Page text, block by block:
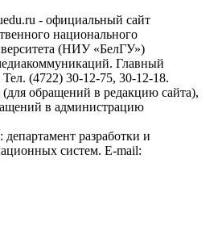
- официальный сайт
национального
(НИУ «БелГУ»)
Главный
(4722) 30-12-75, 30-12-18.
(для обращений в редакцию сайта),
в администрацию
разработки и
систем. E-mail: